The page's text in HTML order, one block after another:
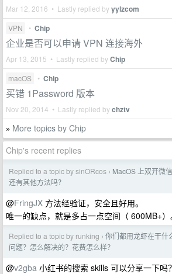
Mar 12, 2016 • Lastly replied byyylzcom
VPN • Chip
企业是否可以申请 VPN 连接海外
Apr 13, 2015 • Lastly replied byChip
macOS • Chip
买错 1Password 版本
Nov 20, 2014 • Lastly replied bychztv
» More topics by Chip
Chip's recent replies
Replied to a topic by sinORcos › MacOS 上双开微
还有其他方法吗？
@FringJX 方法经验证，安全且好用。
唯一的缺点，就是多占一点空间（ 600MB+）
Replied to a topic by runking › 你们都用龙虾在干什
问题？怎么解决的？花费怎么样？
@v2gba 小红书的搜索 skills 可以分享一下吗？